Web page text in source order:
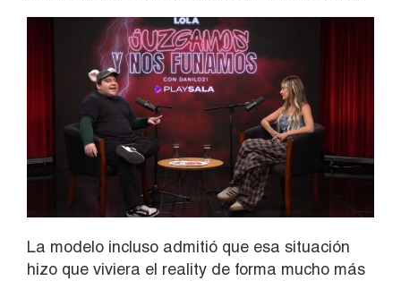
La modelo incluso admitió que esa situación
hizo que viviera el reality de forma mucho más